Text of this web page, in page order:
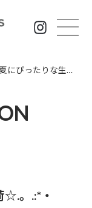
ぴったりな生地入荷☆.。.:*・
☆.。.:*・